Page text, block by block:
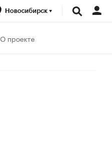
Новосибирск
О проекте